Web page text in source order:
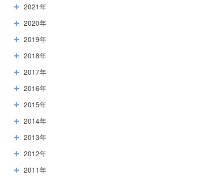
2021年
2020年
2019年
2018年
2017年
2016年
2015年
2014年
2013年
2012年
2011年